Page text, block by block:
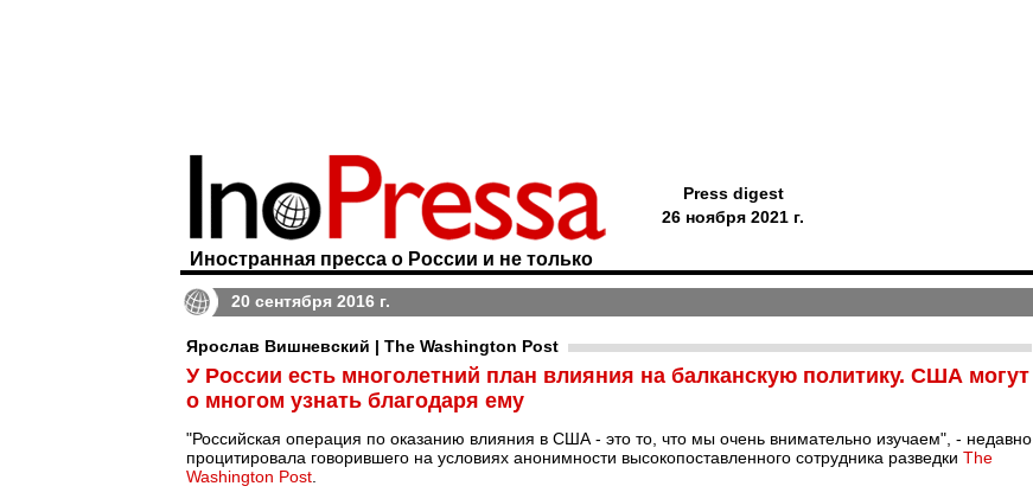
Иностранная пресса о России и не только
Press digest
26 ноября 2021 г.
20 сентября 2016 г.
Ярослав Вишневский | The Washington Post
У России есть многолетний план влияния на балканскую политику. США могут
о многом узнать благодаря ему
"Российская операция по оказанию влияния в США - это то, что мы очень внимательно изучаем", - недавно
процитировала говорившего на условиях анонимности высокопоставленного сотрудника разведки The
Washington Post